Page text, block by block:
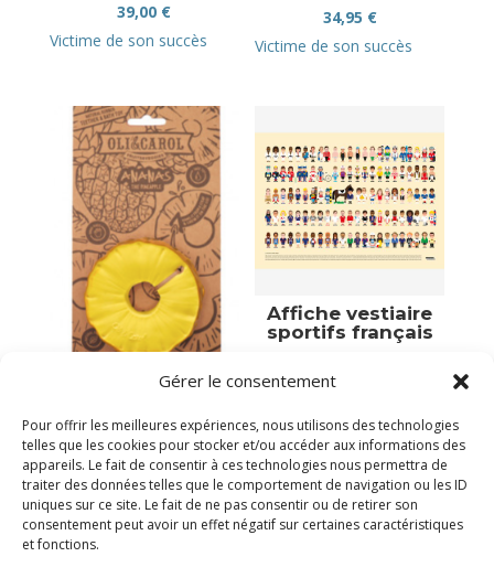
Gérer le consentement
Pour offrir les meilleures expériences, nous utilisons des technologies
telles que les cookies pour stocker et/ou accéder aux informations des
appareils. Le fait de consentir à ces technologies nous permettra de
traiter des données telles que le comportement de navigation ou les ID
uniques sur ce site. Le fait de ne pas consentir ou de retirer son
consentement peut avoir un effet négatif sur certaines caractéristiques
et fonctions.
39,00 €
Victime de son succès
34,95 €
Victime de son succès
Ananas
18,90€
Plus que 2 en stock
Affiche vestiaire
sportifs français
Victime de son succès